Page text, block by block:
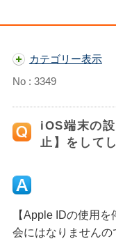
カテゴリー表示
No : 3349
iOS端末の
止】をして
【Apple IDの使用
会にはなりませんの